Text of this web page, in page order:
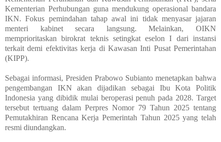
Kementerian Perhubungan guna mendukung operasional bandara
IKN. Fokus pemindahan tahap awal ini tidak menyasar jajaran
menteri kabinet secara langsung. Melainkan, OIKN
memprioritaskan birokrat teknis setingkat eselon I dari instansi
terkait demi efektivitas kerja di Kawasan Inti Pusat Pemerintahan
(KIPP).
Sebagai informasi, Presiden Prabowo Subianto menetapkan bahwa
pengembangan IKN akan dijadikan sebagai Ibu Kota Politik
Indonesia yang dibidik mulai beroperasi penuh pada 2028. Target
tersebut tertuang dalam Perpres Nomor 79 Tahun 2025 tentang
Pemutakhiran Rencana Kerja Pemerintah Tahun 2025 yang telah
resmi diundangkan.